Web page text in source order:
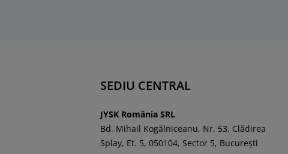
SEDIU CENTRAL
JYSK România SRL
Bd. Mihail Kogălniceanu, Nr. 53, Clădirea
Splay, Et. 5, 050104, Sector 5, București